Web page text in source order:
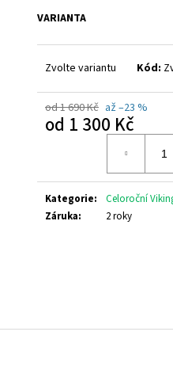
VARIANTA
Zvolte variantu Kód:
od 1 690 Kč až –23 %
od 1 300 Kč
Kategorie:
Celoroční
Záruka: 2 roky